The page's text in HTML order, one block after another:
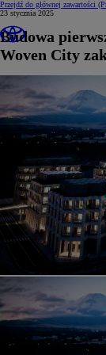
Przejdź do głównej zawartości
23 stycznia 2025
Budowa
Woven City